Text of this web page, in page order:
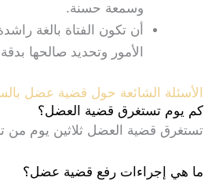
وسمعة حسنة.
أن تكون الفتاة بالغة
الأمور وتحديد صالحها
الأسئلة الشائعة حول قضية عضل
كم يوم تستغرق قضية العضل؟
تستغرق قضية العضل ثلاثين يوم من
ما هي إجراءات رفع قضية عضل؟